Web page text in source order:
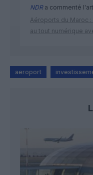
NDRa commenté
Aéroports du Maroc
au tout numérique
aeroport